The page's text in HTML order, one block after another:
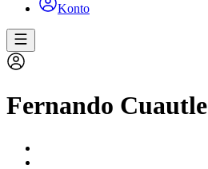
Konto
Fernando Cuautle